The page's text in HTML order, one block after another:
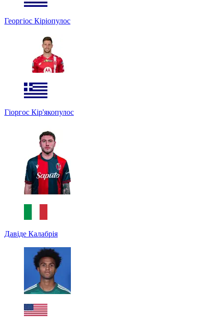
Георгіос Кіріопулос
Гіоргос Кір'якопулос
Давіде Калабрія